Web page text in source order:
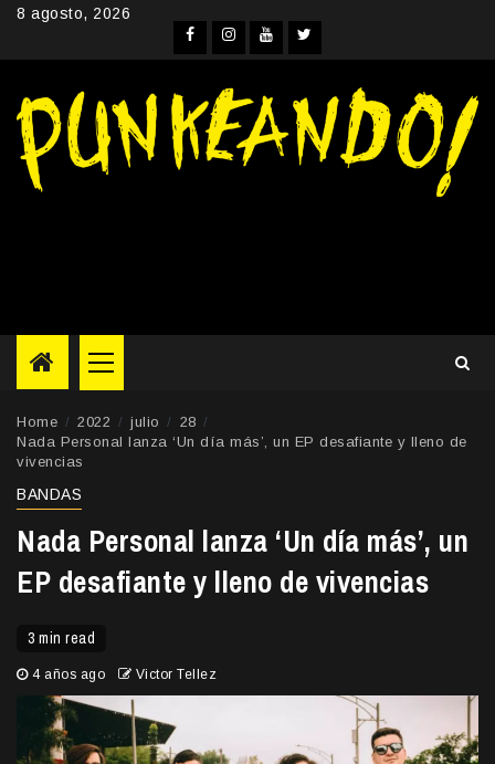
Skip8 agosto, 2026
Facebook
Instagram
YouTubeTwitter
Primary
Menu
Home 2022 julio
28
Nada Personal lanza ‘Un día más’, un EP desafiante y lleno de
vivencias
BANDAS
Nada Personal lanza ‘Un día más’, un
EP desafiante y lleno de vivencias
3 min read
4 años ago Victor Tellez